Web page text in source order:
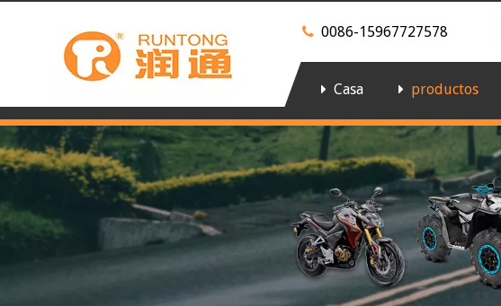
 0086-15967727578
Casa productos